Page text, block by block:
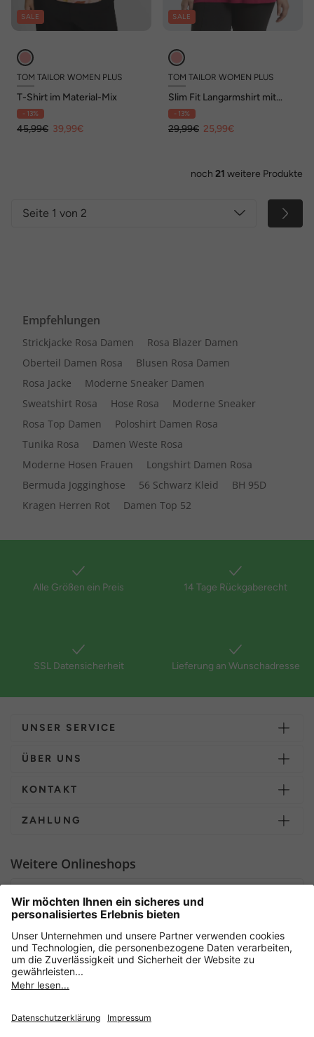
SALE
TOM TAILOR WOMEN PLUS
T-Shirt im Material-Mix
- 13%
45,99€ 39,99€
SALE
TOM TAILOR WOMEN PLUS
Slim Fit Langarmshirt mit
Glitzer-Logo
- 13%
29,99€ 25,99€
noch 21 weitere Produkte
Seite 1 von 2
Empfehlungen
Strickjacke Rosa Damen
Rosa Blazer Damen
Oberteil Damen Rosa
Blusen Rosa Damen
Rosa Jacke
Moderne Sneaker Damen
Sweatshirt Rosa
Hose Rosa
Moderne Sneaker
Rosa Top Damen
Poloshirt Damen Rosa
Tunika Rosa
Damen Weste Rosa
Moderne Hosen Frauen
Longshirt Damen Rosa
Bermuda Jogginghose
56 Schwarz Kleid
BH 95D
Kragen Herren Rot
Damen Top 52
Alle Größen ein Preis 14 Tage Rückgaberecht
SSL Datensicherheit Lieferung an Wunschadresse
UNSER SERVICE
ÜBER UNS
KONTAKT
ZAHLUNG
Weitere Onlineshops
Sicher einkaufen mit